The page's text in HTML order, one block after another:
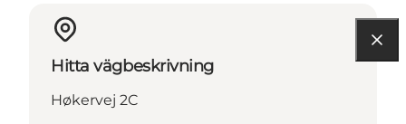
Hitta vägbeskrivning
Høkervej 2C